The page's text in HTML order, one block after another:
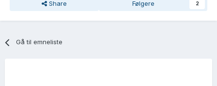
Share Følgere 2
Gå til emneliste